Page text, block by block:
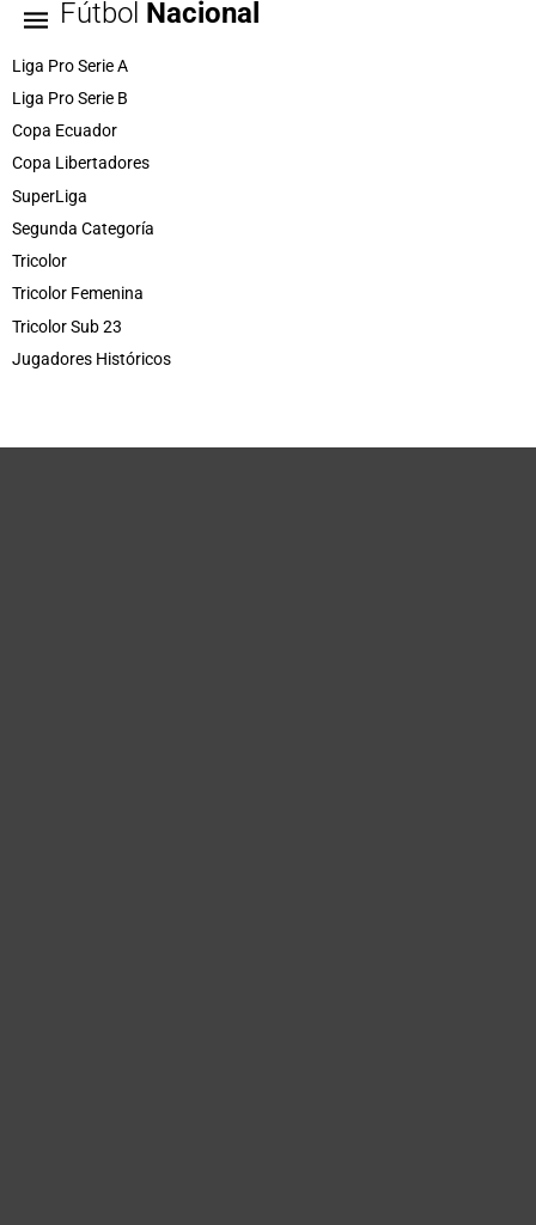
Fútbol Nacional
Liga Pro Serie A
Liga Pro Serie B
Copa Ecuador
Copa Libertadores
SuperLiga
Segunda Categoría
Tricolor
Tricolor Femenina
Tricolor Sub 23
Jugadores Históricos